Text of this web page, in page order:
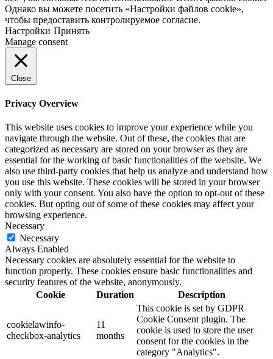
Однако вы можете посетить «Настройки файлов cookie»,
чтобы предоставить контролируемое согласие.
Настройки Принять
Manage consent
Close
Privacy Overview
This website uses cookies to improve your experience while you
navigate through the website. Out of these, the cookies that are
categorized as necessary are stored on your browser as they are
essential for the working of basic functionalities of the website. We
also use third-party cookies that help us analyze and understand how
you use this website. These cookies will be stored in your browser
only with your consent. You also have the option to opt-out of these
cookies. But opting out of some of these cookies may affect your
browsing experience.
Necessary
Necessary
Always Enabled
Necessary cookies are absolutely essential for the website to
function properly. These cookies ensure basic functionalities and
security features of the website, anonymously.
Cookie
Duration Description
cookielawinfo-
checkbox-analytics
11
months
This cookie is set by GDPR
Cookie Consent plugin. The
cookie is used to store the user
consent for the cookies in the
category "Analytics".